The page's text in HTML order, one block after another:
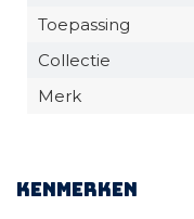
Toepassing
Collectie
Merk
Kenmerken